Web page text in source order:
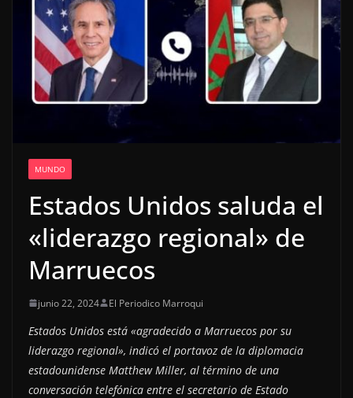
MUNDO
Estados Unidos saluda el
«liderazgo regional» de
Marruecos
junio 22, 2024 El Periodico Marroqui
Estados Unidos está «agradecido a Marruecos por su
liderazgo regional», indicó el portavoz de la diplomacia
estadounidense Matthew Miller, al término de una
conversación telefónica entre el secretario de Estado